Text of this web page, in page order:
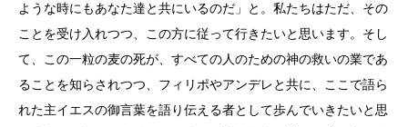
ような時にもあなた達と共にいるのだ」と。私たちはただ、その
ことを受け入れつつ、この方に従って行きたいと思います。そし
て、この一粒の麦の死が、すべての人のための神の救いの業であ
ることを知らされつつ、フィリポやアンデレと共に、ここで語ら
れた主イエスの御言葉を語り伝える者として歩んでいきたいと思